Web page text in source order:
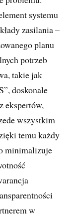
systemu
zasilania –
planu
potrzeb
takie jak
doskonale
ekspertów,
wszystkim
temu każdy
minimalizuje
w